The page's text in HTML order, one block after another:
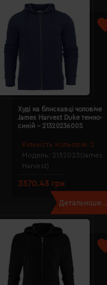
Кількість кольорів: 2
Модель: 2132023(James
Harvest)
Худі на блискавці чоловіче
James Harvest Duke темно-
синій - 2132023600S
3570.43 грн
Детальніше...